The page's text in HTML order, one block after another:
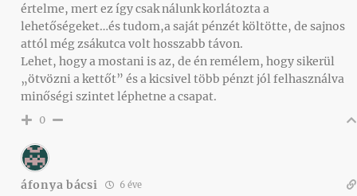
értelme, mert ez így csak nálunk korlátozta a
lehetőségeket…és tudom,a saját pénzét költötte, de sajnos
attól még zsákutca volt hosszabb távon.
Lehet, hogy a mostani is az, de én remélem, hogy sikerül
„ötvözni a kettőt” és a kicsivel több pénzt jól felhasználva
minőségi szintet léphetne a csapat.
0
áfonya bácsi 6 éve